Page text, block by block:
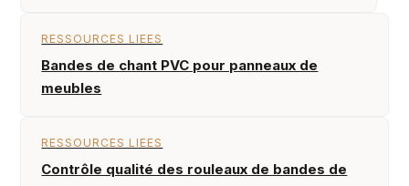
RESSOURCES LIEES
Bandes de chant PVC pour panneaux de
meubles
RESSOURCES LIEES
Contrôle qualité des rouleaux de bandes de